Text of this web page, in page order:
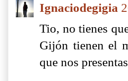
Ignaciodegigia
Tio, no tienes
Gijón tienen el
que nos